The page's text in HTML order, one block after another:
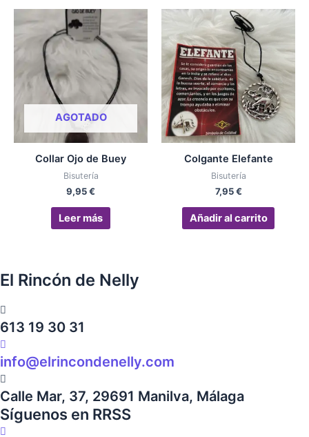
AGOTADO
Collar Ojo de Buey
Bisutería
9,95€
Leer más
Colgante Elefante
Bisutería
7,95€
Añadir al carrito
El Rincón de Nelly
613 19 30 31
info@elrincondenelly.com
Calle Mar, 37, 29691 Manilva, Málaga
Síguenos en RRSS